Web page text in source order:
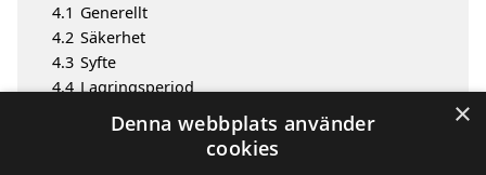
4.1 Generellt
4.2 Säkerhet
4.3 Syfte
4.4 Lagringsperiod
Offentliggörande av information
Invändningar och klagomål
×
Denna webbplats använder
cookies